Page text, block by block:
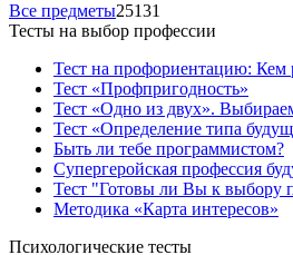
Все предметы25131
Тесты на выбор профессии
Тест на профориентацию: Кем
Тест «Профпригодность»
Тест «Одно из двух».
Тест «Определение типа
Быть ли тебе программистом?
Супергеройская профессия
Тест "Готовы ли Вы к выбору
Методика «Карта интересов»
Психологические тесты